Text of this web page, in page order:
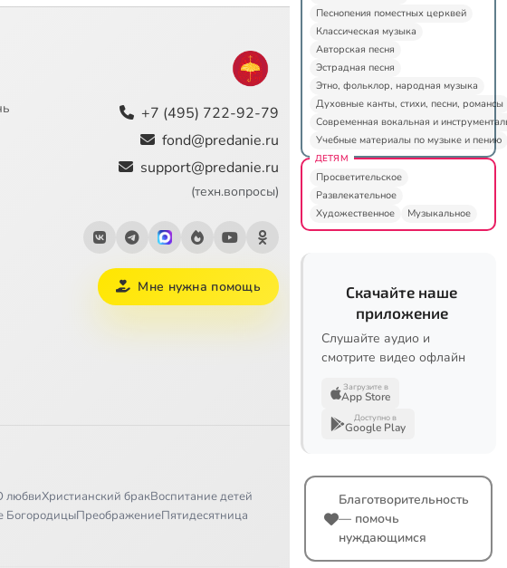
+7 (495) 722-92-79
fond@predanie.ru
support@predanie.ru
(техн.вопросы)
Мне нужна помощь
любвиХристианский бракВоспитание детей
БогородицыПреображениеПятидесятница
Песнопения поместных церквей
Классическая музыка
Авторская песня
Эстрадная песня
Этно, фольклор, народная музыка
Духовные канты, стихи, песни, романсы
Современная вокальная и
Учебные материалы по музыке и пению
ДЕТЯМ
Просветительское
Развлекательное
Художественное
Музыкальное
Скачайте наше
приложение
Слушайте аудио и
смотрите видео офлайн
Загрузите в
App Store
Доступно в
Google Play
Благотворительность
— помочь
нуждающимся